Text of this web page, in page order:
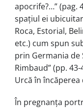
apocrife?…” (pag.
spațiul ei
Roca, Estorial,
etc.) cum spun
prin Germania de
Rimbaud” (pp.
Urcă în încăperea
În pregnanța